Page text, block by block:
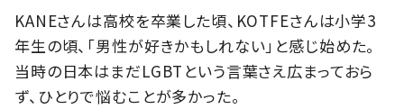
KANEさんは高校を卒業した頃、KOTFEさんは小学3
年生の頃、「男性が好きかもしれない」と感じ始めた。
当時の日本はまだLGBTという言葉さえ広まっておら
ず、ひとりで悩むことが多かった。